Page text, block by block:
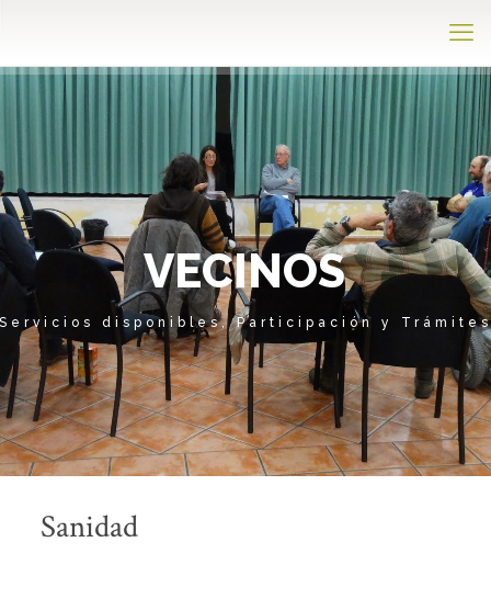
VECINOS
Servicios disponibles, Participación y
Sanidad